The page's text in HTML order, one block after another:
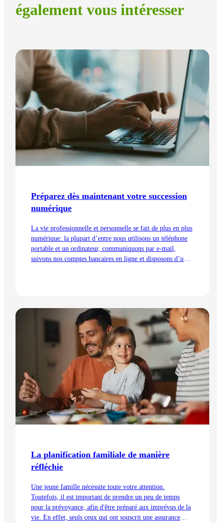
également vous intéresser
Préparez dès maintenant votre succession
numérique
La vie professionnelle et personnelle se fait de plus en plus
numérique: la plupart d’entre nous utilisons un téléphone
portable et un ordinateur, communiquons par e-mail,
suivons nos comptes bancaires en ligne et disposons d’un
Lire l'article
La planification familiale de manière
réfléchie
Une jeune famille nécessite toute votre attention.
Toutefois, il est important de prendre un peu de temps
pour la prévoyance, afin d'être préparé aux imprévus de la
vie. En effet, seuls ceux qui ont souscrit une assurance